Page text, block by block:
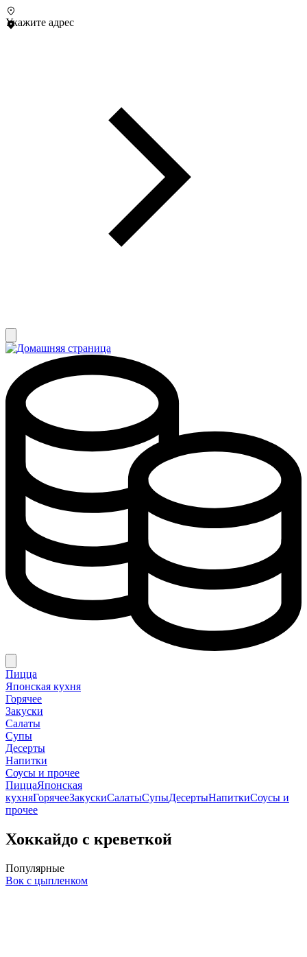
Укажите адрес
Пицца
Японская кухня
Горячее
Закуски
Салаты
Супы
Десерты
Напитки
Соусы и прочее
ПиццаЯпонская
кухняГорячееЗакускиСалатыСупыДесертыНапиткиСоусы и
прочее
Хоккайдо с креветкой
Популярные
Вок с цыпленком